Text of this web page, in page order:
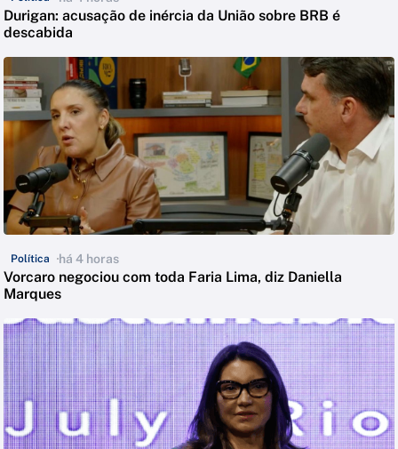
Durigan: acusação de inércia da União sobre BRB é
descabida
Política há 4 horas
Vorcaro negociou com toda Faria Lima, diz Daniella
Marques